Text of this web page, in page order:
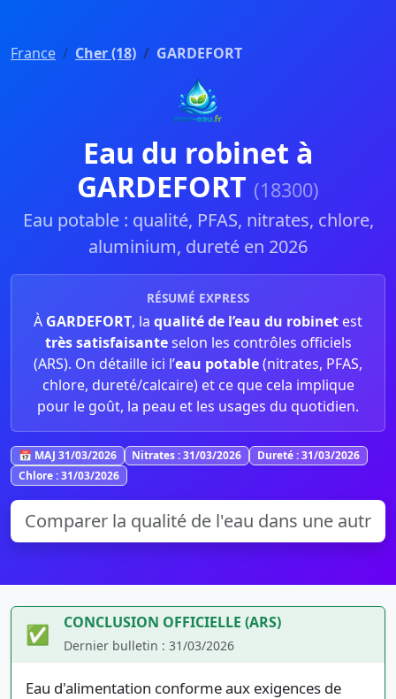
France Cher (18) GARDEFORT
Eau du robinet à
GARDEFORT (18300)
Eau potable : qualité, PFAS, nitrates, chlore,
aluminium, dureté en 2026
RÉSUMÉ EXPRESS
À GARDEFORT, la qualité de l’eau du robinet est
très satisfaisanteselon les contrôles officiels
(ARS). On détaille ici l’eau potable(nitrates, PFAS,
chlore, dureté/calcaire) et ce que cela implique
pour le goût, la peau et les usages du quotidien.
📅 MAJ 31/03/2026 Nitrates : 31/03/2026
Dureté : 31/03/2026
Chlore : 31/03/2026
✅ CONCLUSION OFFICIELLE (ARS)
Dernier bulletin : 31/03/2026
Eau d'alimentation conforme aux exigences de